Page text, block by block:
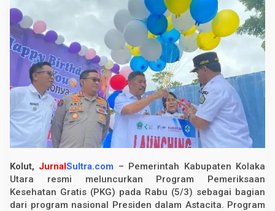
a
r
u
n
c
u
r
k
a
n
P
o
g
a
m
P
e
m
Kolut, JurnalSultra.com – Pemerintah Kabupaten Kolaka
Utara resmi meluncurkan Program Pemeriksaan
Kesehatan Gratis (PKG) pada Rabu (5/3) sebagai bagian
dari program nasional Presiden dalam Astacita. Program